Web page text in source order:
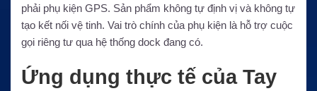
phải phụ kiện GPS. Sản phẩm không tự định vị và không tự
tạo kết nối vệ tinh. Vai trò chính của phụ kiện là hỗ trợ cuộc
gọi riêng tư qua hệ thống dock đang có.
Ứng dụng thực tế của Tay